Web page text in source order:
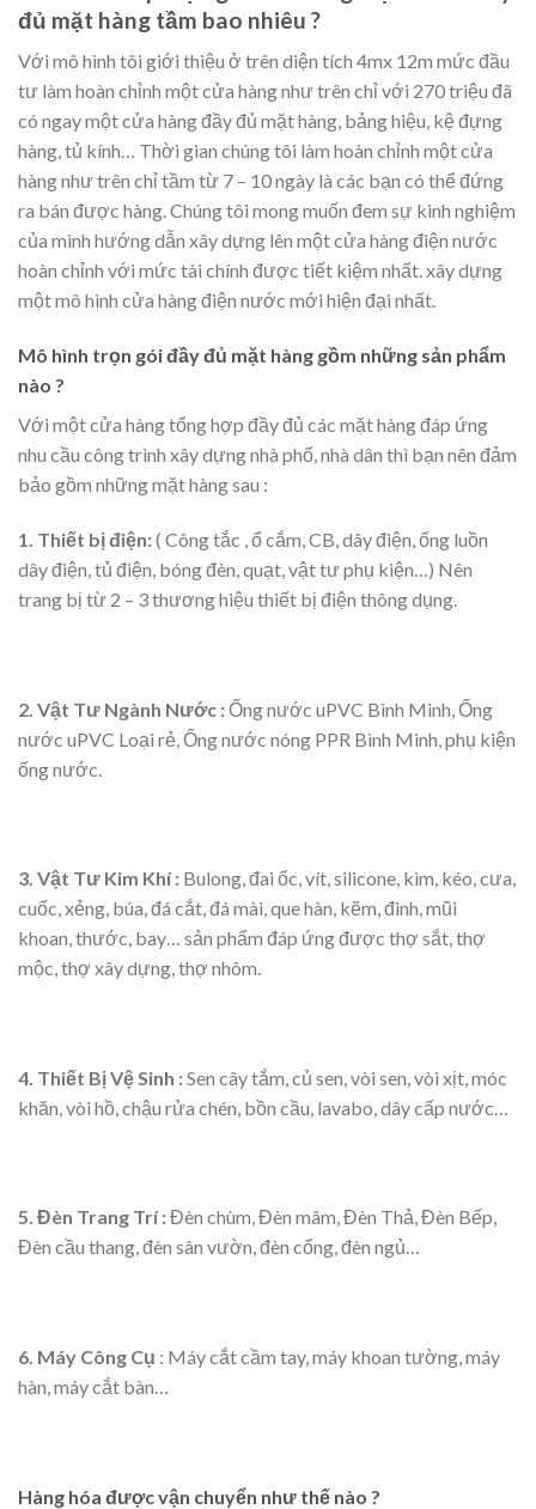
đủ mặt hàng tầm bao nhiêu ?
Với mô hình tôi giới thiệu ở trên diện tích 4mx 12m mức đầu
tư làm hoàn chỉnh một cửa hàng như trên chỉ với 270 triệu đã
có ngay một cửa hàng đầy đủ mặt hàng, bảng hiệu, kệ đựng
hàng, tủ kính… Thời gian chúng tôi làm hoàn chỉnh một cửa
hàng như trên chỉ tầm từ 7 – 10 ngày là các bạn có thể đứng
ra bán được hàng. Chúng tôi mong muốn đem sự kinh nghiệm
của mình hướng dẫn xây dựng lên một cửa hàng điện nước
hoàn chỉnh với mức tài chính được tiết kiệm nhất. xây dựng
một mô hình cửa hàng điện nước mới hiện đại nhất.
Mô hình trọn gói đầy đủ mặt hàng gồm những sản phẩm
nào ?
Với một cửa hàng tổng hợp đầy đủ các mặt hàng đáp ứng
nhu cầu công trình xây dựng nhà phố, nhà dân thì bạn nên đảm
bảo gồm những mặt hàng sau :
1. Thiết bị điện:( Công tắc , ổ cắm, CB, dây điện, ống luồn
dây điện, tủ điện, bóng đèn, quạt, vật tư phụ kiện…) Nên
trang bị từ 2 – 3 thương hiệu thiết bị điện thông dụng.
2. Vật Tư Ngành Nước :Ống nước uPVC Bình Minh, Ống
nước uPVC Loại rẻ, Ống nước nóng PPR Bình Minh, phụ kiện
ống nước.
3. Vật Tư Kim Khí : Bulong, đai ốc, vít, silicone, kìm, kéo, cưa,
cuốc, xẻng, búa, đá cắt, đá mài, que hàn, kẽm, đinh, mũi
khoan, thước, bay… sản phẩm đáp ứng được thợ sắt, thợ
mộc, thợ xây dựng, thợ nhôm.
4. Thiết Bị Vệ Sinh :Sen cây tắm, củ sen, vòi sen, vòi xịt, móc
khăn, vòi hồ, chậu rửa chén, bồn cầu, lavabo, dây cấp nước…
5. Đèn Trang Trí :Đèn chùm, Đèn mâm, Đèn Thả, Đèn Bếp,
Đèn cầu thang, đèn sân vườn, đèn cổng, đèn ngủ…
6. Máy Công Cụ : Máy cắt cầm tay, máy khoan tường, máy
hàn, máy cắt bàn…
Hàng hóa được vận chuyển như thế nào ?